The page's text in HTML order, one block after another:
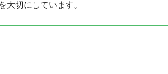
を大切にしています。